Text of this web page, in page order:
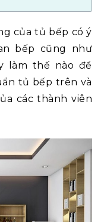
của tủ bếp có ý
bếp cũng như
làm thế nào để
tủ bếp trên và
các thành viên